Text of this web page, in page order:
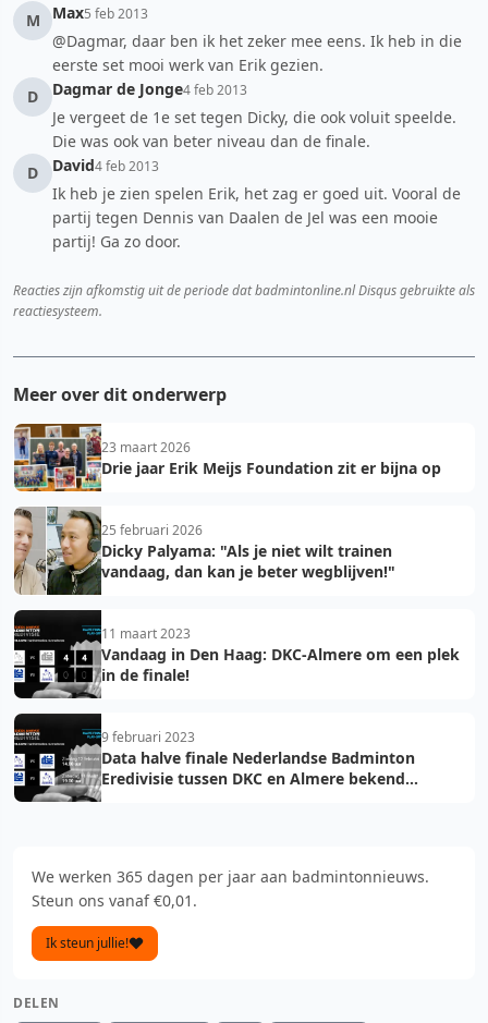
M Max5 feb 2013
@Dagmar, daar ben ik het zeker mee eens. Ik heb in die
eerste set mooi werk van Erik gezien.
D
Dagmar de Jonge4 feb 2013
Je vergeet de 1e set tegen Dicky, die ook voluit speelde.
Die was ook van beter niveau dan de finale.
D
David4 feb 2013
Ik heb je zien spelen Erik, het zag er goed uit. Vooral de
partij tegen Dennis van Daalen de Jel was een mooie
partij! Ga zo door.
Reacties zijn afkomstig uit de periode dat badmintonline.nl Disqus gebruikte als
reactiesysteem.
Meer over dit onderwerp
23 maart 2026
Drie jaar Erik Meijs Foundation zit er bijna op
25 februari 2026
Dicky Palyama: "Als je niet wilt trainen
vandaag, dan kan je beter wegblijven!"
11 maart 2023
Vandaag in Den Haag: DKC-Almere om een plek
in de finale!
9 februari 2023
Data halve finale Nederlandse Badminton
Eredivisie tussen DKC en Almere bekend
We werken 365 dagen per jaar aan badmintonnieuws.
Steun ons vanaf €0,01.
Ik steun jullie!
DELEN